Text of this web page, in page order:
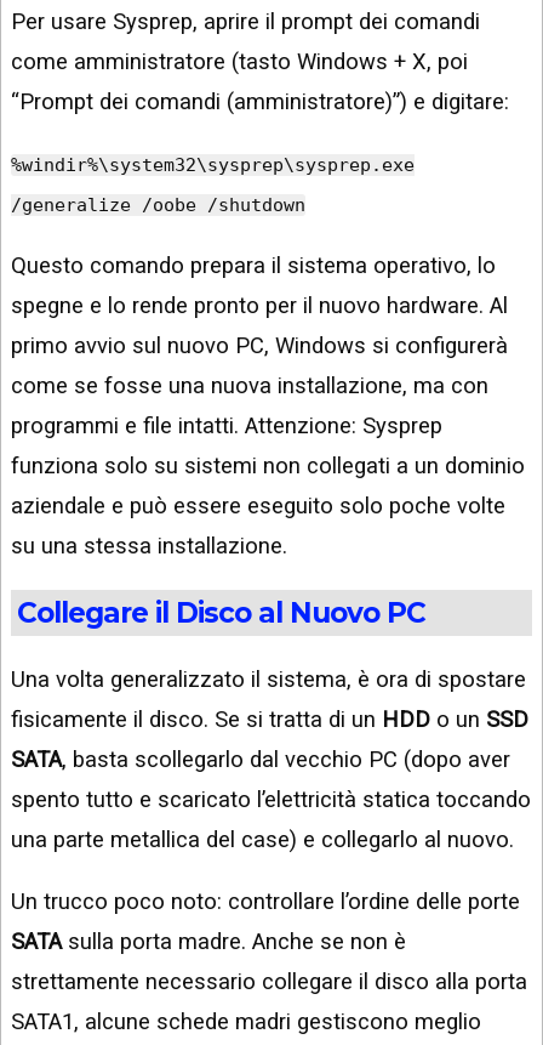
Per usare Sysprep, aprire il prompt dei comandi
come amministratore (tasto Windows + X, poi
“Prompt dei comandi (amministratore)”) e digitare:
%windir%\system32\sysprep\sysprep.exe
/generalize /oobe /shutdown
Questo comando prepara il sistema operativo, lo
spegne e lo rende pronto per il nuovo hardware. Al
primo avvio sul nuovo PC, Windows si configurerà
come se fosse una nuova installazione, ma con
programmi e file intatti. Attenzione: Sysprep
funziona solo su sistemi non collegati a un dominio
aziendale e può essere eseguito solo poche volte
su una stessa installazione.
Collegare il Disco al Nuovo PC
Una volta generalizzato il sistema, è ora di spostare
fisicamente il disco. Se si tratta di un HDD o un SSD
SATA, basta scollegarlo dal vecchio PC (dopo aver
spento tutto e scaricato l’elettricità statica toccando
una parte metallica del case) e collegarlo al nuovo.
Un trucco poco noto: controllare l’ordine delle porte
SATAsulla porta madre. Anche se non è
strettamente necessario collegare il disco alla porta
SATA1, alcune schede madri gestiscono meglio